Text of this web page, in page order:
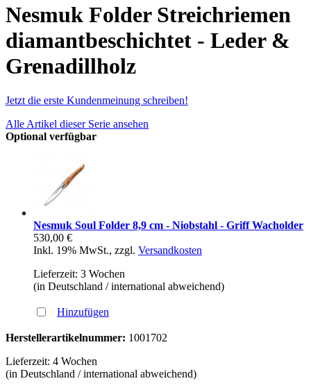
Nesmuk Folder Streichriemen
diamantbeschichtet - Leder &
Grenadillholz
Jetzt die erste Kundenmeinung schreiben!
Alle Artikel dieser Serie ansehen
Optional verfügbar
Nesmuk Soul Folder 8,9 cm - Niobstahl - Griff Wacholder
530,00 €
Inkl. 19% MwSt., zzgl. Versandkosten
Lieferzeit: 3 Wochen
(in Deutschland / international abweichend)
Hinzufügen
Herstellerartikelnummer: 1001702
Lieferzeit: 4 Wochen
(in Deutschland / international abweichend)